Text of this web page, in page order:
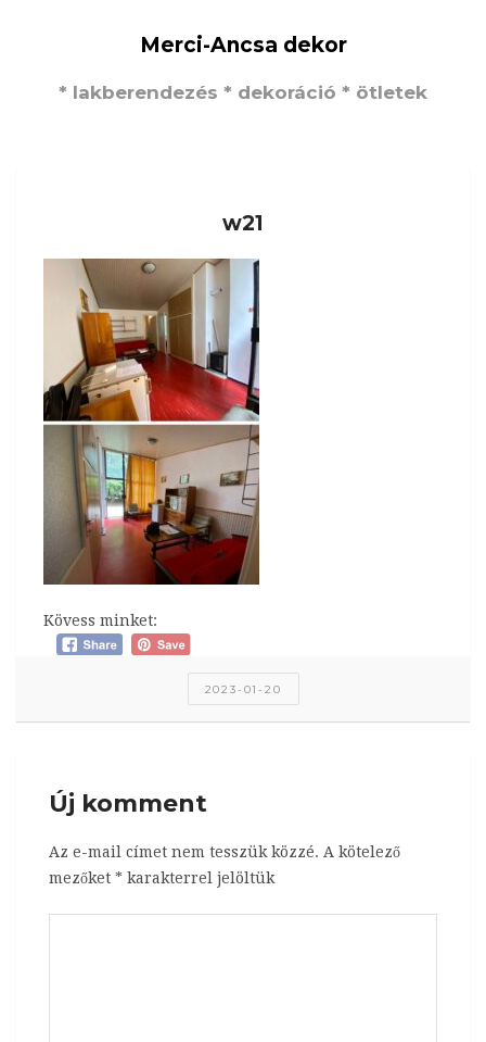
Merci-Ancsa dekor
* lakberendezés * dekoráció * ötletek
w21
Kövess minket:
2023-01-20
Új komment
Az e-mail címet nem tesszük közzé. A kötelező
mezőket * karakterrel jelöltük